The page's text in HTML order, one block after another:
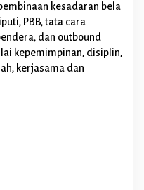
kesadaran bela
PBB, tata cara
dan outbound
kepemimpinan, disiplin,
kerjasama dan